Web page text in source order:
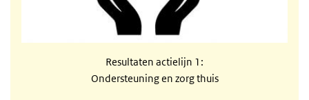
Resultaten actielijn 1:
Ondersteuning en zorg thuis